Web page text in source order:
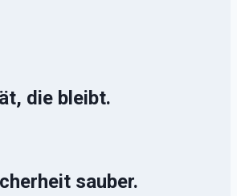
die bleibt.
sauber.